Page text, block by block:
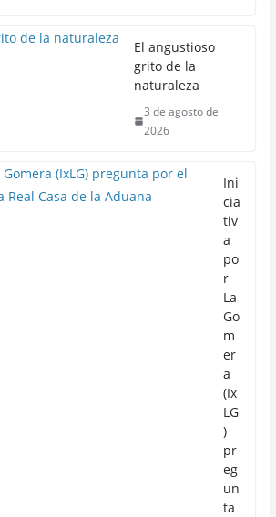
El angustioso
grito de la
naturaleza
3 de agosto de
2026
Ini
cia
tiv
a
po
r
La
Go
m
er
a
(Ix
LG
)
pr
eg
un
ta